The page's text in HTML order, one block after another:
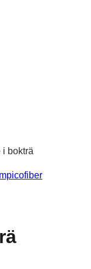
i bokträ